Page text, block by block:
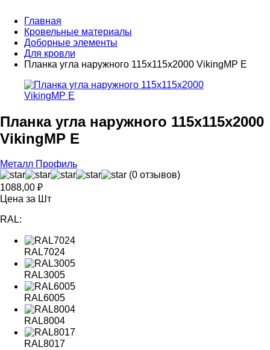
Главная
Кровельные материалы
Доборные элементы
Для кровли
Планка угла наружного 115х115х2000 VikingMP E
Планка угла наружного 115х115х2000
VikingMP E
Металл Профиль
(0 отзывов)
1088,00 ₽
Цена за Шт
RAL:
RAL7024
RAL3005
RAL6005
RAL8004
RAL8017